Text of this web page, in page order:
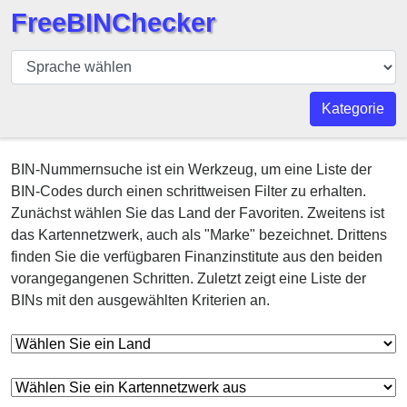
BIN
Prüfer
BIN
Nummer
BIN
API
BIN
Generator
Checker
v2
BIN
FreeBINChecker
Kategorie
BIN-Nummernsuche ist ein Werkzeug, um eine Liste der
BIN-Codes durch einen schrittweisen Filter zu erhalten.
Zunächst wählen Sie das Land der Favoriten. Zweitens ist
das Kartennetzwerk, auch als "Marke" bezeichnet. Drittens
finden Sie die verfügbaren Finanzinstitute aus den beiden
vorangegangenen Schritten. Zuletzt zeigt eine Liste der
BINs mit den ausgewählten Kriterien an.